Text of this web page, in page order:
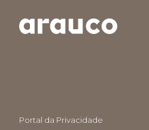
Portal da Privacidade